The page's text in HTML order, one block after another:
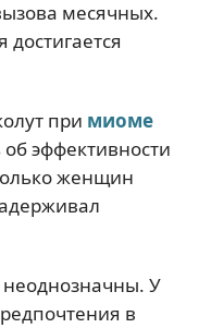
месячных.
при миоме
эффективности
женщин
У
в